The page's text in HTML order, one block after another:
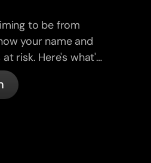
to be from
your name and
risk. Here's what's
and what to do.